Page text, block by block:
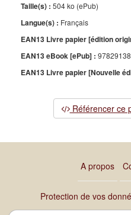
Taille(s) : 504 ko (ePub)
Langue(s) : Français
EAN13 Livre papier [édition
EAN13 eBook [ePub] :
EAN13 Livre papier [Nouvelle
Référencer ce
A propos
Protection de vos